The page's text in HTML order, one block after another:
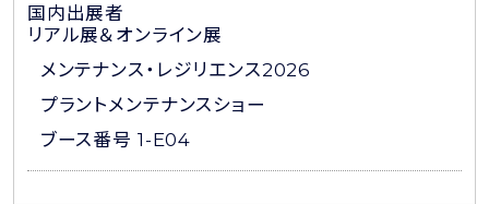
国内出展者
リアル展＆オンライン展
メンテナンス・レジリエンス2026
プラントメンテナンスショー
ブース番号 1-E04